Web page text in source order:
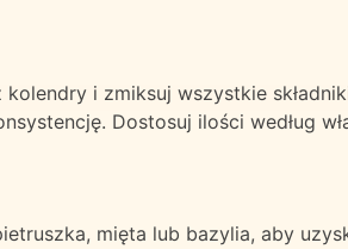
kolendry i zmiksuj wszystkie
Dostosuj ilości według
mięta lub bazylia, aby